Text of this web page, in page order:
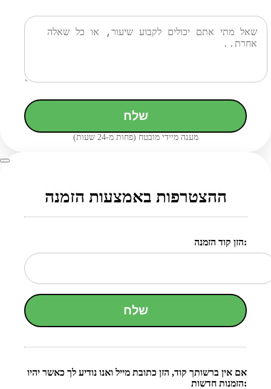
שלח
מענה מיידי מובטח (פחות מ-24 שעות)
ההצטרפות באמצעות הזמנה
הזן קוד הזמנה:
שלח
אם אין ברשותך קוד, הזן כתובת מייל ואנו נודיע לך כאשר יהיו
הזמנות חדשות: